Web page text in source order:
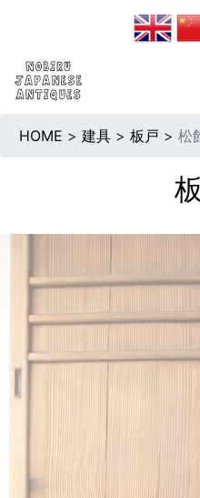
HOME > 建具 > 板戸 > 松